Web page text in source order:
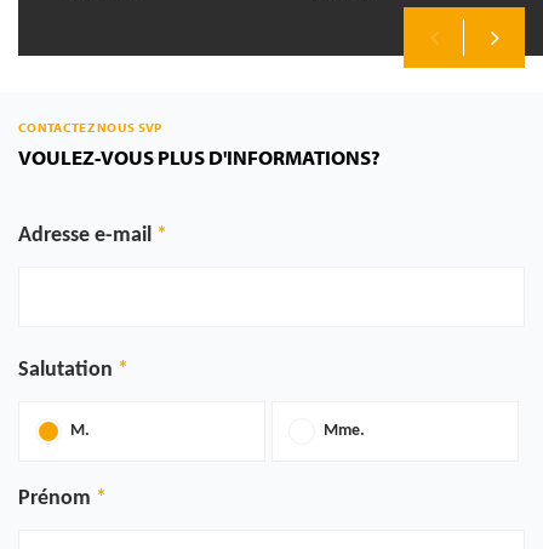
CONTACTEZ NOUS SVP
VOULEZ-VOUS PLUS D'INFORMATIONS?
Adresse e-mail
Salutation
M. Mme.
Prénom